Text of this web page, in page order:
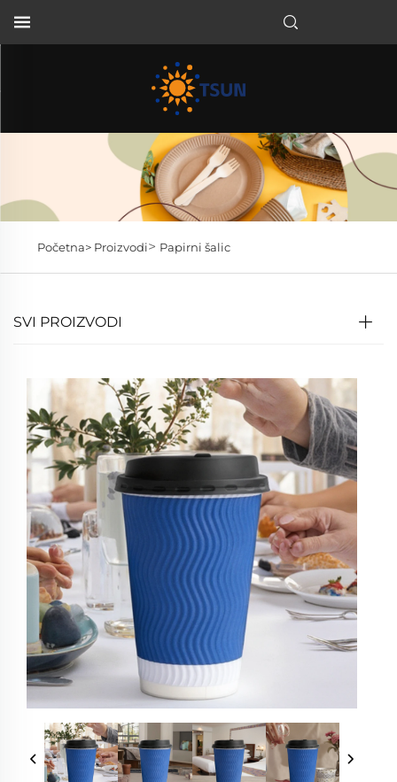
Početna> Proizvodi> Papirni šalic
SVI PROIZVODI